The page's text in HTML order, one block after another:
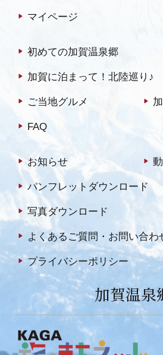
マイページ
初めての加賀温泉郷
加賀に泊まって！北陸巡り♪
ご当地グルメ
FAQ
お知らせ
パンフレットダウンロード
写真ダウンロード
よくあるご質問・お問い合わ
プライバシーポリシー
加賀温泉